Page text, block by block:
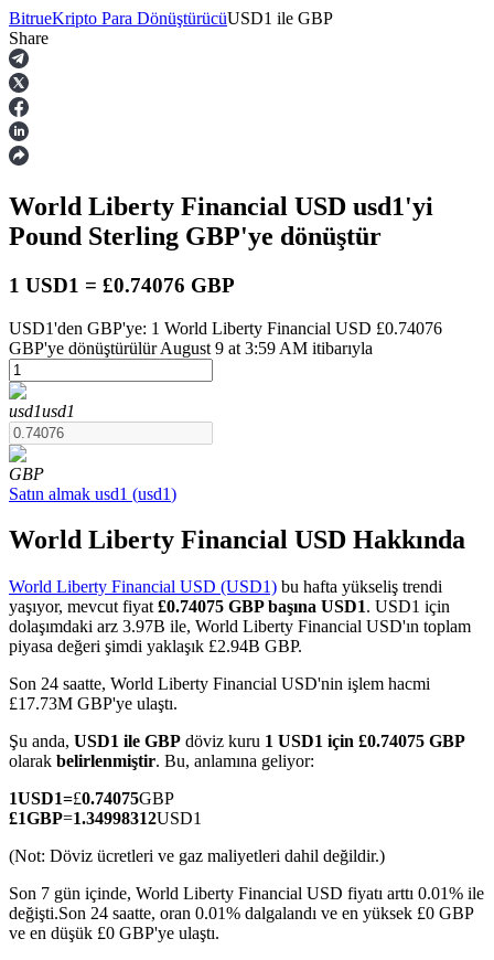
Vadeli İşlemler
USDT Vadeli İşlemleri
COIN-M Vadeli İşlemleri
Kripto Para Vadeli İşlemleri
TradFi
Hisse senetleri, döviz, değerli metaller ve emtia türevleri
BitrueKripto Para DönüştürücüUSD1 ile GBP
Share
World Liberty Financial USD usd1'yi
Pound Sterling GBP'ye dönüştür
1 USD1 = £0.74076 GBP
USD1'den GBP'ye: 1 World Liberty Financial USD £0.74076
GBP'ye dönüştürülür August 9 at 3:59 AM itibarıyla
usd1usd1
GBP
Satın almak usd1 (usd1)
World Liberty Financial USD Hakkında
World Liberty Financial USD (USD1) bu hafta yükseliş trendi
yaşıyor, mevcut fiyat £0.74075 GBP başına USD1. USD1 için
dolaşımdaki arz 3.97B ile, World Liberty Financial USD'ın toplam
piyasa değeri şimdi yaklaşık £2.94B GBP.
Son 24 saatte, World Liberty Financial USD'nin işlem hacmi
£17.73M GBP'ye ulaştı.
Şu anda, USD1 ile GBP döviz kuru 1 USD1 için £0.74075 GBP
olarak belirlenmiştir. Bu, anlamına geliyor:
1USD1=£0.74075GBP
£1GBP=1.34998312USD1
(Not: Döviz ücretleri ve gaz maliyetleri dahil değildir.)
Son 7 gün içinde, World Liberty Financial USD fiyatı arttı 0.01% ile
değişti.Son 24 saatte, oran 0.01% dalgalandı ve en yüksek £0 GBP
ve en düşük £0 GBP'ye ulaştı.